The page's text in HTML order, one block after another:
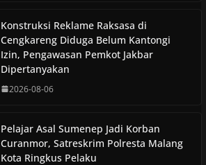
Konstruksi Reklame Raksasa di
Cengkareng Diduga Belum Kantongi
Izin, Pengawasan Pemkot Jakbar
Dipertanyakan
2026-08-06
Pelajar Asal Sumenep Jadi Korban
Curanmor, Satreskrim Polresta Malang
Kota Ringkus Pelaku